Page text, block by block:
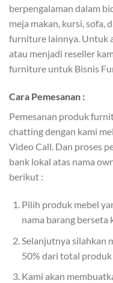
berpengalaman dalam
meja makan, kursi, sofa,
furniture lainnya. Untuk
atau menjadi reseller
furniture untuk Bisnis
Cara Pemesanan :
Pemesanan produk
chatting dengan kami
Video Call. Dan proses
bank lokal atas nama
berikut :
Pilih produk mebel
nama barang berseta
Selanjutnya silahkan
50% dari total produk
Kami akan